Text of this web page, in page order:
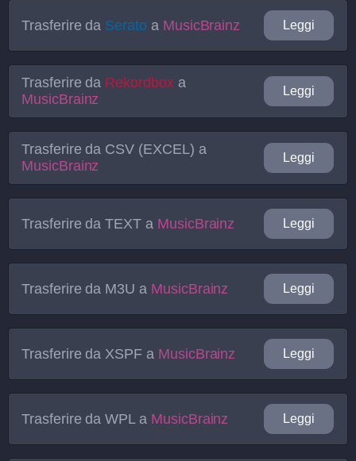
Trasferire da Serato a MusicBrainz Leggi
Trasferire da Rekordboxa
MusicBrainz
Leggi
Trasferire da CSV (EXCEL) a
MusicBrainz
Leggi
Trasferire daTEXT a MusicBrainz Leggi
Trasferire da M3U a MusicBrainz Leggi
Trasferire da XSPF a MusicBrainz Leggi
Trasferire daWPL a MusicBrainz Leggi